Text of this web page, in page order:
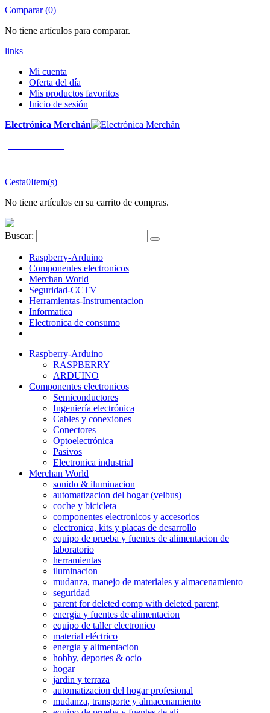
Comparar (0)
No tiene artículos para comparar.
links
Mi cuenta
Oferta del día
Mis productos favoritos
Inicio de sesión
Electrónica Merchán
Cesta0Item(s)
No tiene artículos en su carrito de compras.
Buscar:
Raspberry-Arduino
Componentes electronicos
Merchan World
Seguridad-CCTV
Herramientas-Instrumentacion
Informatica
Electronica de consumo
Raspberry-Arduino
RASPBERRY
ARDUINO
Componentes electronicos
Semiconductores
Ingeniería electrónica
Cables y conexiones
Conectores
Optoelectrónica
Pasivos
Electronica industrial
Merchan World
sonido & iluminacion
automatizacion del hogar (velbus)
coche y bicicleta
componentes electronicos y accesorios
electronica, kits y placas de desarrollo
equipo de prueba y fuentes de alimentacion de
laboratorio
herramientas
iluminacion
mudanza, manejo de materiales y almacenamiento
seguridad
parent for deleted comp with deleted parent,
energia y fuentes de alimentacion
equipo de taller electronico
material eléctrico
energia y alimentacion
hobby, deportes & ocio
hogar
jardin y terraza
automatizacion del hogar profesional
mudanza, transporte y almacenamiento